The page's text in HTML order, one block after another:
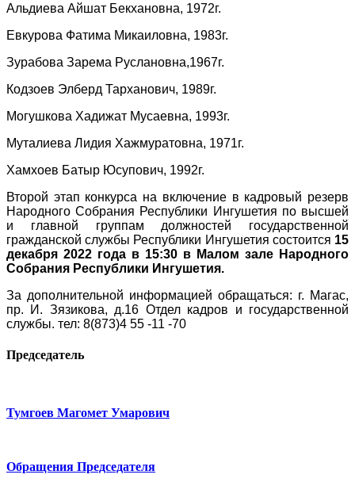
Альдиева Айшат Бекхановна, 1972г.
Евкурова Фатима Микаиловна, 1983г.
Зурабова Зарема Руслановна,1967г.
Кодзоев Элберд Тарханович, 1989г.
Могушкова Хадижат Мусаевна, 1993г.
Муталиева Лидия Хажмуратовна, 1971г.
Хамхоев Батыр Юсупович, 1992г.
Второй этап конкурса на включение в кадровый резерв
Народного Собрания Республики Ингушетия по высшей
и главной группам должностей государственной
гражданской службы Республики Ингушетия состоится 15
декабря 2022 года в 15:30 в Малом зале Народного
Собрания Республики Ингушетия.
За дополнительной информацией обращаться: г. Магас,
пр. И. Зязикова, д.16 Отдел кадров и государственной
службы. тел: 8(873)4 55 -11 -70
Председатель
Тумгоев Магомет Умарович
Обращения Председателя